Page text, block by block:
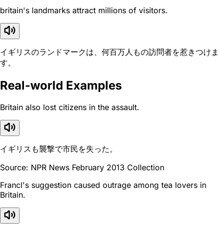
britain's landmarks attract millions of visitors.
イギリスのランドマークは、何百万人もの訪問者を惹きつけま
す。
Real-world Examples
Britain also lost citizens in the assault.
イギリスも襲撃で市民を失った。
Source: NPR News February 2013 Collection
Francl's suggestion caused outrage among tea lovers in
Britain.